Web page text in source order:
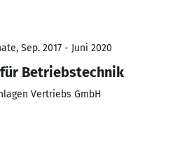
Sep. 2017 - Juni 2020
Betriebstechnik
Vertriebs GmbH